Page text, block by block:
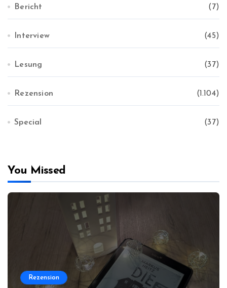
Bericht (7)
Interview (45)
Lesung (37)
Rezension (1.104)
Special (37)
You Missed
Rezension